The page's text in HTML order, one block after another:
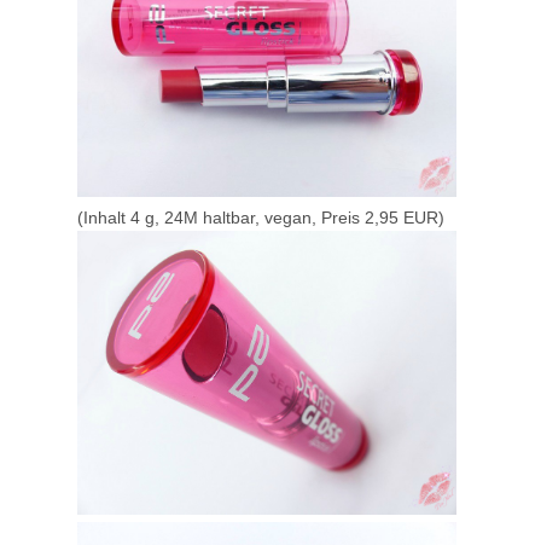
(Inhalt 4 g, 24M haltbar, vegan, Preis 2,95 EUR)